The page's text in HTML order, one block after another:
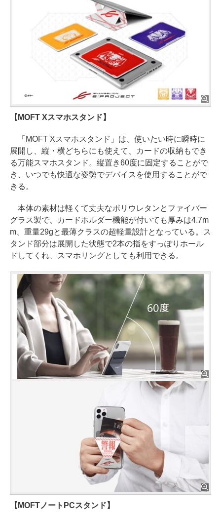
【MOFT Xスマホスタンド】
「MOFT Xスマホスタンド」は、使いたい時に瞬時に
展開し、縦・横どちらにも使えて、カードの収納もでき
る万能スマホスタンド。縦置き60度に固定することがで
き、いつでも快適な姿勢でデバイスを使用することがで
きる。
本体の素材は軽くて丈夫なポリウレタンとファイバー
グラス製で、カードホルダー機能が付いても厚みは4.7m
m、重量29gと最薄クラスの超軽量設計となっている。ス
タンド部分は展開した状態で2本の指をすっぽりホール
ドしてくれ、スマホリングとしても利用できる。
【MOFTノートPCスタンド】